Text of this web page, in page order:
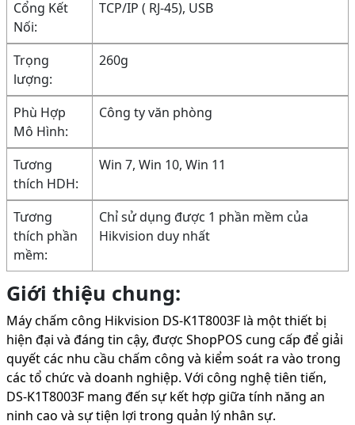
Cổng Kết
Nối:
TCP/IP ( RJ-45), USB
Trọng
lượng:
260g
Phù Hợp
Mô Hình:
Công ty văn phòng
Tương
thích HDH:
Win 7, Win 10, Win 11
Tương
thích phần
mềm:
Chỉ sử dụng được 1 phần mềm của
Hikvision duy nhất
Giới thiệu chung:
Máy chấm công Hikvision DS-K1T8003F là một thiết bị
hiện đại và đáng tin cậy, được ShopPOS cung cấp để giải
quyết các nhu cầu chấm công và kiểm soát ra vào trong
các tổ chức và doanh nghiệp. Với công nghệ tiên tiến,
DS-K1T8003F mang đến sự kết hợp giữa tính năng an
ninh cao và sự tiện lợi trong quản lý nhân sự.